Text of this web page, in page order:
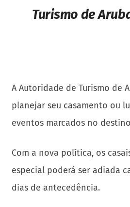
Turismo de
A Autoridade de Turismo de
planejar seu casamento ou
eventos marcados no
Com a nova política, os
especial poderá ser adiada
dias de antecedência.